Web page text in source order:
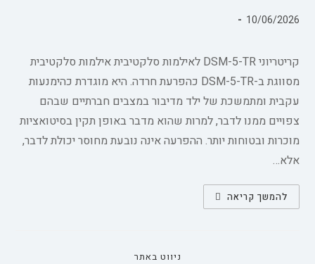
פורסם:
10/06/2026
קריטריוני DSM-5-TR לאילמות סלקטיבית אילמות סלקטיבית
מסווגת ב-DSM-5-TR כהפרעת חרדה. היא מוגדרת כהימנעות
עקבית ומתמשכת של ילד מדיבור במצבים חברתיים שבהם
צפויים ממנו לדבר, למרות שהוא מדבר באופן תקין בסיטואציות
מוכרות ובטוחות יותר. ההפרעה אינה נובעת מחוסר יכולת לדבר,
אלא…
להמשך קריאההבנת
אילמות
ניווט באתר